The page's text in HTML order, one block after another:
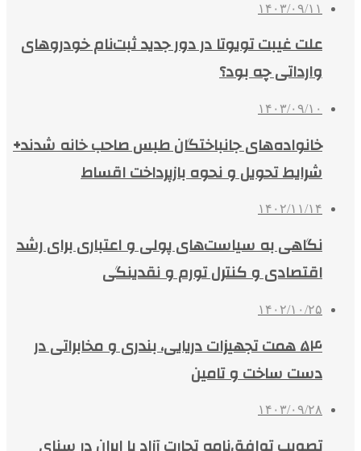
۱۴۰۳/۰۹/۱۱
علت غیبت تویوتا در دور جدید ثبت‌نام خودروهای
وارداتی چه بود؟
۱۴۰۳/۰۹/۱۰
خانواده‌های جانباختگان طبس صاحب خانه شدند+
شرایط تحویل و نحوه بازپرداخت اقساط
۱۴۰۲/۱۱/۱۴
نگاهی به سیاست‌های پولی و اعتباری برای رشد
اقتصادی و کنترل تورم و نقدینگی
۱۴۰۲/۱۰/۲۵
۵۴ همت تجهیزات دریایی، بندری و مخابراتی در
دست ساخت و تامین
۱۴۰۳/۰۹/۲۸